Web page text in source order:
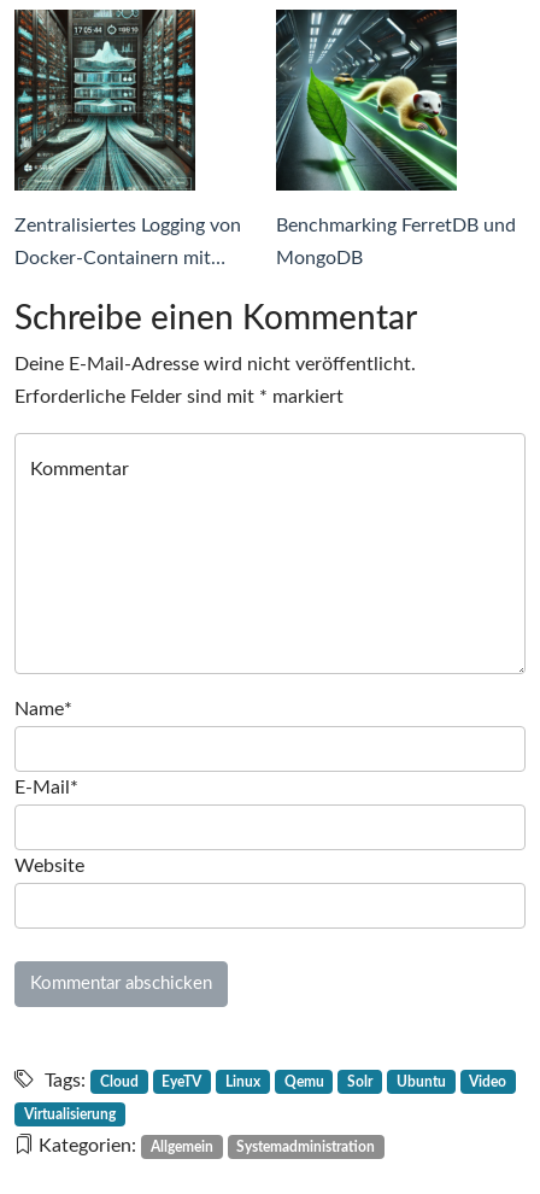
Zentralisiertes Logging von
Docker-Containern mit…
Benchmarking FerretDB und
MongoDB
Schreibe einen Kommentar
Deine E-Mail-Adresse wird nicht veröffentlicht.
Erforderliche Felder sind mit * markiert
Kommentar
Name*
E-Mail*
Website
Tags: Cloud EyeTV Linux Qemu Solr Ubuntu Video
Virtualisierung
Kategorien: Allgemein Systemadministration